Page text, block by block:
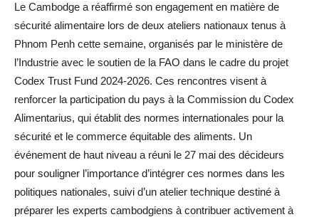
Le Cambodge a réaffirmé son engagement en matière de
sécurité alimentaire lors de deux ateliers nationaux tenus à
Phnom Penh cette semaine, organisés par le ministère de
l’Industrie avec le soutien de la FAO dans le cadre du projet
Codex Trust Fund 2024-2026. Ces rencontres visent à
renforcer la participation du pays à la Commission du Codex
Alimentarius, qui établit des normes internationales pour la
sécurité et le commerce équitable des aliments. Un
événement de haut niveau a réuni le 27 mai des décideurs
pour souligner l’importance d’intégrer ces normes dans les
politiques nationales, suivi d’un atelier technique destiné à
préparer les experts cambodgiens à contribuer activement à